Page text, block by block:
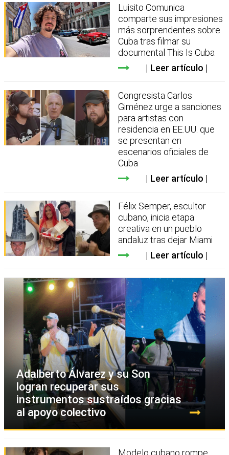
Luisito Comunica
comparte sus impresiones
más sorprendentes sobre
Cuba tras filmar su
documental This Is Cuba
Leer artículo
Congresista Carlos
Giménez urge a sanciones
para artistas con
residencia en EE.UU. que
se presentan en
escenarios oficiales de
Cuba
Leer artículo
Félix Semper, escultor
cubano, inicia etapa
creativa en un pueblo
andaluz tras dejar Miami
Leer artículo
Adalberto Álvarez y su Son
logran recuperar sus
instrumentos sustraídos gracias
al apoyo colectivo
Modelo cubano rompe